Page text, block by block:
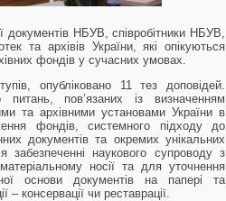
документів НБУВ, співробітники НБУВ,
та архівів України, які опікуються
фондів у сучасних умовах.
опубліковано 11 тез доповідей.
пов’язаних із визначенням
та архівними установами України в
фондів, системного підходу до
документів та окремих унікальних
забезпеченні наукового супроводу з
носії та для уточнення
основи документів на папері та
– консервації чи реставрації.